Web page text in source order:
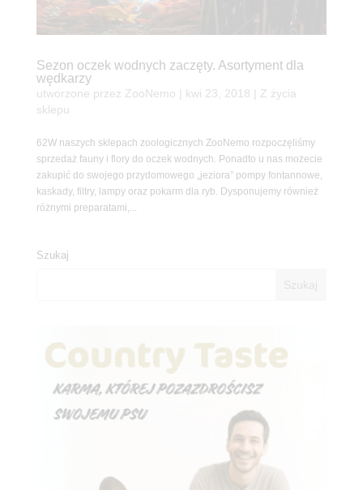
Sezon oczek wodnych zaczęty. Asortyment dla
wędkarzy
utworzone przez ZooNemo kwi 23, 2018
Z życia
sklepu
62W naszych sklepach zoologicznych ZooNemo rozpoczęliśmy
sprzedaż fauny i flory do oczek wodnych. Ponadto u nas możecie
zakupić do swojego przydomowego „jeziora” pompy fontannowe,
kaskady, filtry, lampy oraz pokarm dla ryb. Dysponujemy również
różnymi preparatami,...
Szukaj